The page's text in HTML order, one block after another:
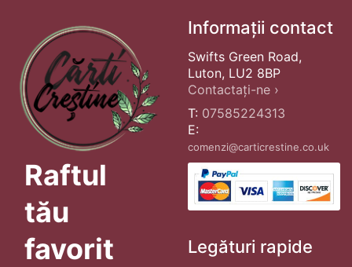
Raftul
tău
favorit
Informații contact
Swifts Green Road,
Luton, LU2 8BP
Contactați-ne ›
T: 07585224313
E:
comenzi@carticrestine.co.uk
Legături rapide